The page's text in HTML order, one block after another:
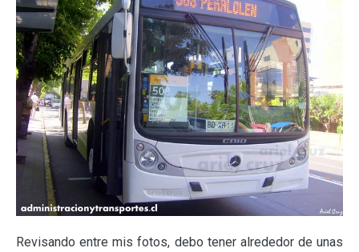
Revisando entre mis fotos, debo tener alrededor de unas